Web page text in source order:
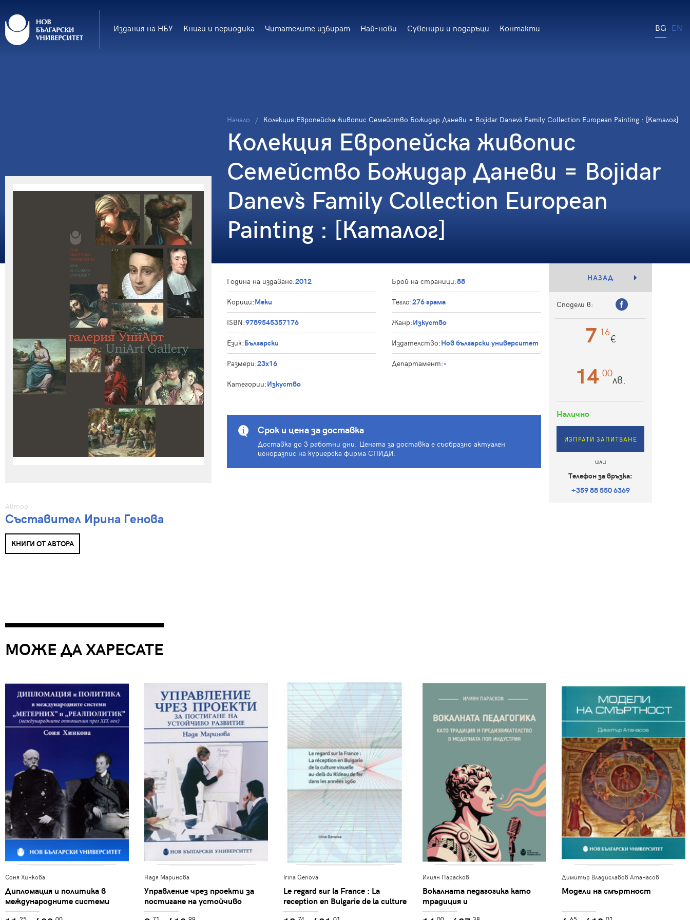
Издания на НБУ Книги и периодика Читателите избират Най-нови Сувенири и подаръци Контакти BG EN
Начало Колекция Европейска живопис Семейство Божидар Даневи = Bojidar Danev`s Family Collection European Painting : [Каталог]
Колекция Европейска живопис
Семейство Божидар Даневи = Bojidar
Danev`s Family Collection European
Painting : [Каталог]
Автор
Съставител Ирина Генова
КНИГИ ОТ АВТОРА
Година на издаване:2012 Брой на страници:88
Корици:Меки Тегло:276 грама
ISBN:9789545357176 Жанр:Изкуство
Език:Български Издателство:Нов български университет
Размери:23x16 Департамент:-
Категории:Изкуство
Срок и цена за доставка
Доставка до 3 работни дни. Цената за доставка е съобразно актуален
ценоразпис на куриерска фирма СПИДИ.
НАЗАД
Сподели в:
7 .16€
14 .00лв.
Налично
ИЗПРАТИ ЗАПИТВАНЕ
или
Телефон за връзка:
+359 88 550 6369
МОЖЕ ДА ХАРЕСАТЕ
Соня Хинкова
Дипломация и политика в
международните системи
"Метерних" и "Реалполитик" :
Надя Маринова
Управление чрез проекти за
постигане на устойчиво
развитие
Irina Genova
Le regard sur la France : La
reception en Bulgarie de la culture
visuelle au-dela du Rideau de fer
Илиян Парасков
Вокалната педагогика като
традиция и
предизвикателство в
Димитър Владиславов Атанасов
Модели на смъртност